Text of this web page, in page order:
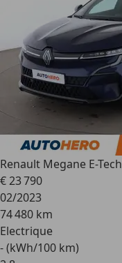
Renault Megane E-Tech
€ 23 790
02/2023
74 480 km
Electrique
- (kWh/100 km)